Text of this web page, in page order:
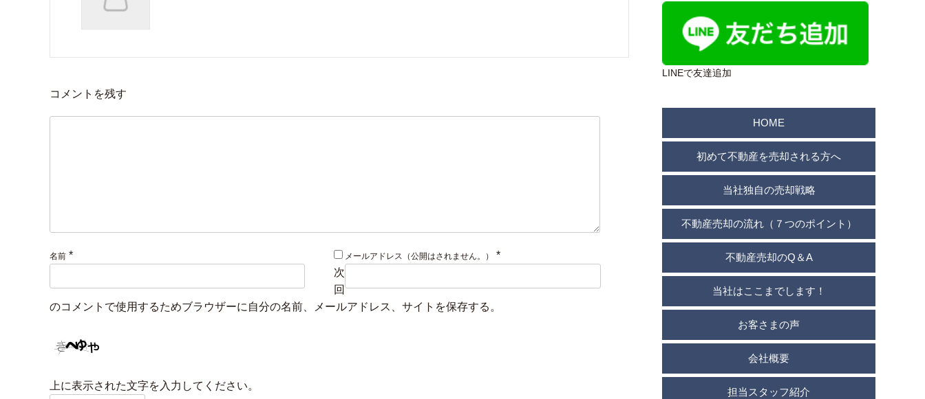
コメントを残す
名前 * メールアドレス（公開はされません。）
*
次
回
のコメントで使用するためブラウザーに自分の名前、メールアドレス、サイトを保存する。
上に表示された文字を入力してください。
LINEで友達追加
HOME
初めて不動産を売却される方へ
当社独自の売却戦略
不動産売却の流れ（７つのポイント）
不動産売却のQ＆A
当社はここまでします！
お客さまの声
会社概要
担当スタッフ紹介